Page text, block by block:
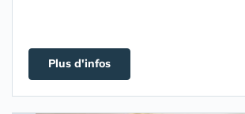
Plus d'infos